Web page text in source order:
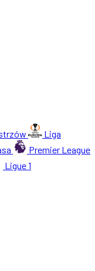
Liga
Premier League
Ligue 1